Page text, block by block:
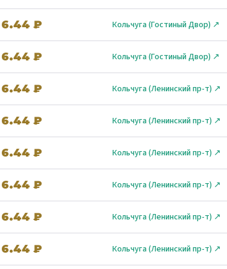
6.44 ₽ Кольчуга (Гостиный Двор) ↗
6.44 ₽ Кольчуга (Гостиный Двор) ↗
6.44 ₽ Кольчуга (Ленинский пр-т) ↗
6.44 ₽ Кольчуга (Ленинский пр-т) ↗
6.44 ₽ Кольчуга (Ленинский пр-т) ↗
6.44 ₽ Кольчуга (Ленинский пр-т) ↗
6.44 ₽ Кольчуга (Ленинский пр-т) ↗
6.44 ₽ Кольчуга (Ленинский пр-т) ↗